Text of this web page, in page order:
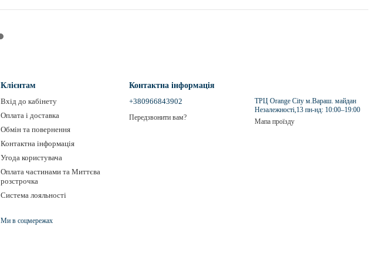
Клієнтам
Вхід до кабінету
Оплата і доставка
Обмін та повернення
Контактна інформація
Угода користувача
Оплата частинами та Миттєва
розстрочка
Система лояльності
Ми в соцмережах
Контактна інформація
+380966843902
Передзвонити вам?
ТРЦ Orange City м.Вараш. майдан
Незалежності,13 пн-нд: 10:00–19:00
Мапа проїзду